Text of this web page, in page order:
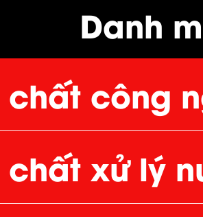
Danh
chất công
chất xử lý